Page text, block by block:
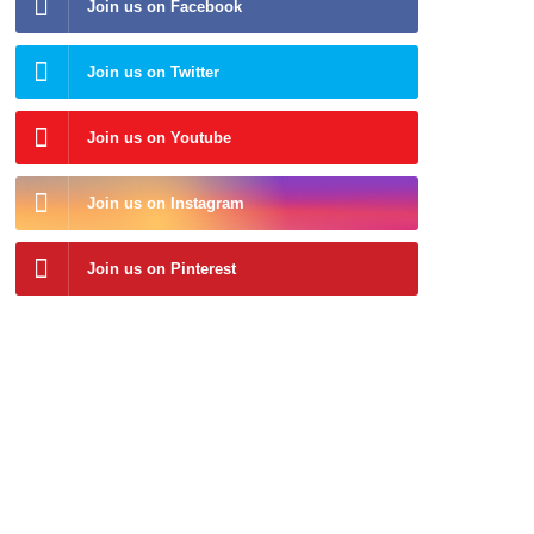
Join us on Facebook
Join us on Twitter
Join us on Youtube
Join us on Instagram
Join us on Pinterest